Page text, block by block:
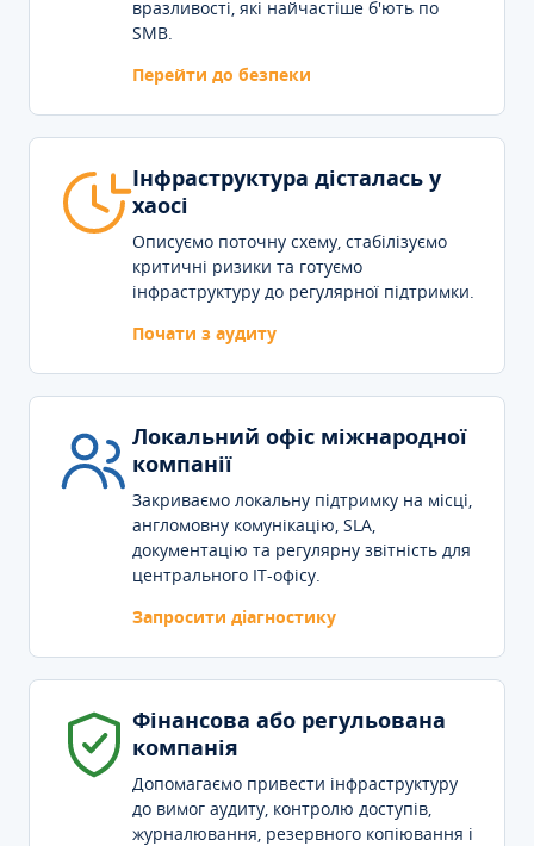
вразливості, які найчастіше б'ють по
SMB.
Перейти до безпеки
Інфраструктура дісталась у
хаосі
Описуємо поточну схему, стабілізуємо
критичні ризики та готуємо
інфраструктуру до регулярної підтримки.
Почати з аудиту
Локальний офіс міжнародної
компанії
Закриваємо локальну підтримку на місці,
англомовну комунікацію, SLA,
документацію та регулярну звітність для
центрального IT-офісу.
Запросити діагностику
Фінансова або регульована
компанія
Допомагаємо привести інфраструктуру
до вимог аудиту, контролю доступів,
журналювання, резервного копіювання і